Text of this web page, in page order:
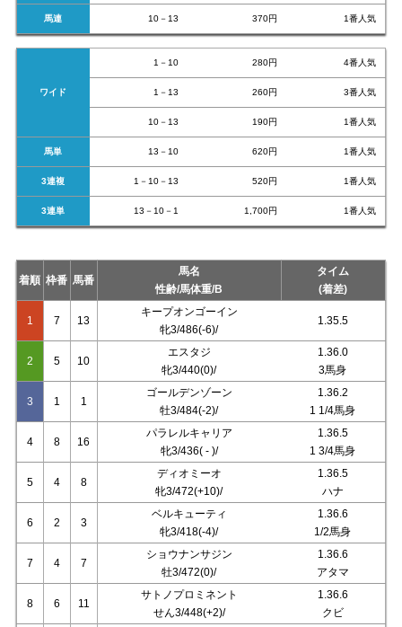
馬連 10－13 370円 1番人気
ワイド
1－10 280円 4番人気
1－13 260円 3番人気
10－13 190円 1番人気
馬単 13－10 620円 1番人気
3連複 1－10－13 520円 1番人気
3連単 13－10－1 1,700円 1番人気
着順 枠番 馬番
馬名
性齢/馬体重/B
タイム
(着差)
1 7 13
キープオンゴーイン
牝3/486(-6)/
1.35.5
2 5 10
エスタジ
牝3/440(0)/
1.36.0
3馬身
3 1 1
ゴールデンゾーン
牡3/484(-2)/
1.36.2
1 1/4馬身
4 8 16
パラレルキャリア
牝3/436( - )/
1.36.5
1 3/4馬身
5 4 8
ディオミーオ
牝3/472(+10)/
1.36.5
ハナ
6 2 3
ベルキューティ
牝3/418(-4)/
1.36.6
1/2馬身
7 4 7
ショウナンサジン
牡3/472(0)/
1.36.6
アタマ
8 6 11
サトノプロミネント
せん3/448(+2)/
1.36.6
クビ